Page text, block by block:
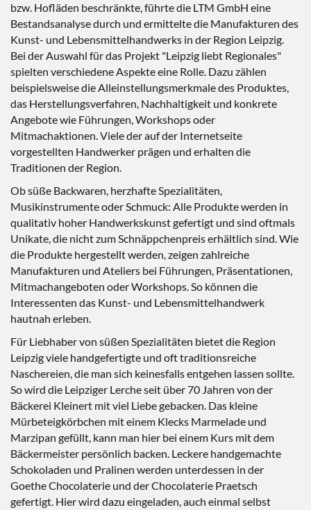
bzw. Hofläden beschränkte, führte die LTM GmbH eine
Bestandsanalyse durch und ermittelte die Manufakturen des
Kunst- und Lebensmittelhandwerks in der Region Leipzig.
Bei der Auswahl für das Projekt "Leipzig liebt Regionales"
spielten verschiedene Aspekte eine Rolle. Dazu zählen
beispielsweise die Alleinstellungsmerkmale des Produktes,
das Herstellungsverfahren, Nachhaltigkeit und konkrete
Angebote wie Führungen, Workshops oder
Mitmachaktionen. Viele der auf der Internetseite
vorgestellten Handwerker prägen und erhalten die
Traditionen der Region.
Ob süße Backwaren, herzhafte Spezialitäten,
Musikinstrumente oder Schmuck: Alle Produkte werden in
qualitativ hoher Handwerkskunst gefertigt und sind oftmals
Unikate, die nicht zum Schnäppchenpreis erhältlich sind. Wie
die Produkte hergestellt werden, zeigen zahlreiche
Manufakturen und Ateliers bei Führungen, Präsentationen,
Mitmachangeboten oder Workshops. So können die
Interessenten das Kunst- und Lebensmittelhandwerk
hautnah erleben.
Für Liebhaber von süßen Spezialitäten bietet die Region
Leipzig viele handgefertigte und oft traditionsreiche
Naschereien, die man sich keinesfalls entgehen lassen sollte.
So wird die Leipziger Lerche seit über 70 Jahren von der
Bäckerei Kleinert mit viel Liebe gebacken. Das kleine
Mürbeteigkörbchen mit einem Klecks Marmelade und
Marzipan gefüllt, kann man hier bei einem Kurs mit dem
Bäckermeister persönlich backen. Leckere handgemachte
Schokoladen und Pralinen werden unterdessen in der
Goethe Chocolaterie und der Chocolaterie Praetsch
gefertigt. Hier wird dazu eingeladen, auch einmal selbst